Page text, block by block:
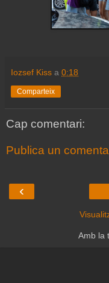
Iozsef Kiss a 0:18
Comparteix
Cap comentari:
Publica un
‹
Amb la